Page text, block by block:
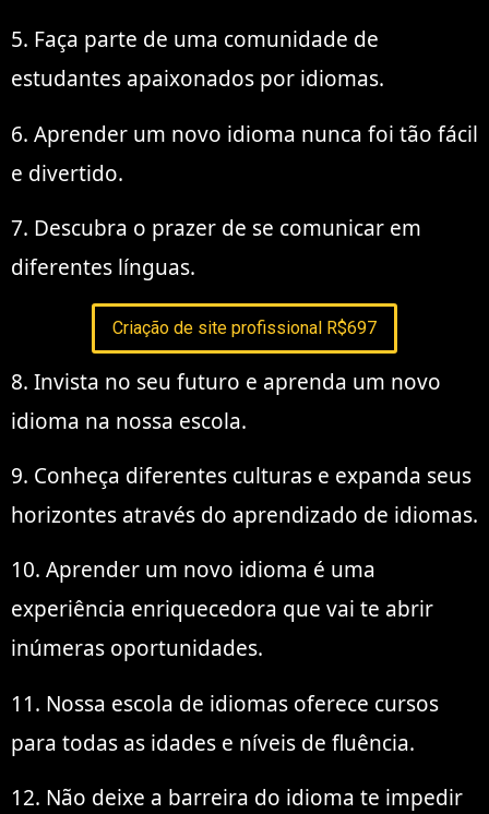
5. Faça parte de uma comunidade de
estudantes apaixonados por idiomas.
6. Aprender um novo idioma nunca foi tão fácil
e divertido.
7. Descubra o prazer de se comunicar em
diferentes línguas.
Criação de site profissional R$697
8. Invista no seu futuro e aprenda um novo
idioma na nossa escola.
9. Conheça diferentes culturas e expanda seus
horizontes através do aprendizado de idiomas.
10. Aprender um novo idioma é uma
experiência enriquecedora que vai te abrir
inúmeras oportunidades.
11. Nossa escola de idiomas oferece cursos
para todas as idades e níveis de fluência.
12. Não deixe a barreira do idioma te impedir